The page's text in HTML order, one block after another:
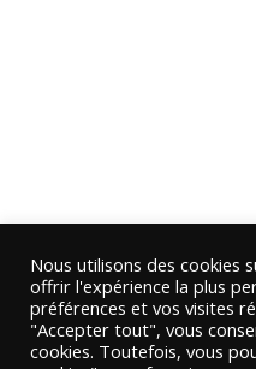
Nous utilisons des cookies
offrir l'expérience la plus
préférences et vos visites
"Accepter tout", vous
cookies. Toutefois, vous